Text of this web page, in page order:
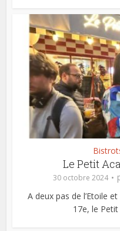
Le Petit
30 octobre 2024
A deux pas de l’Etoile
17e, le Petit